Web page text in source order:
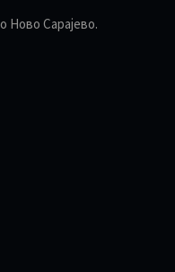
Ново Сарајево.